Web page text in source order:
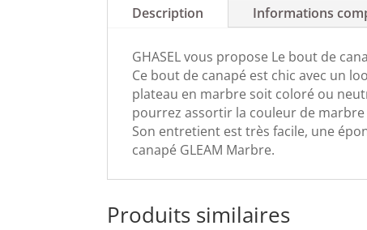
Description Informations
GHASEL vous propose Le bout de
Ce bout de canapé est chic avec un
plateau en marbre soit coloré ou
pourrez assortir la couleur de
Son entretient est très facile, une
canapé GLEAM Marbre.
Produits similaires